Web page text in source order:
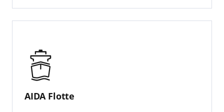
AIDA Flotte